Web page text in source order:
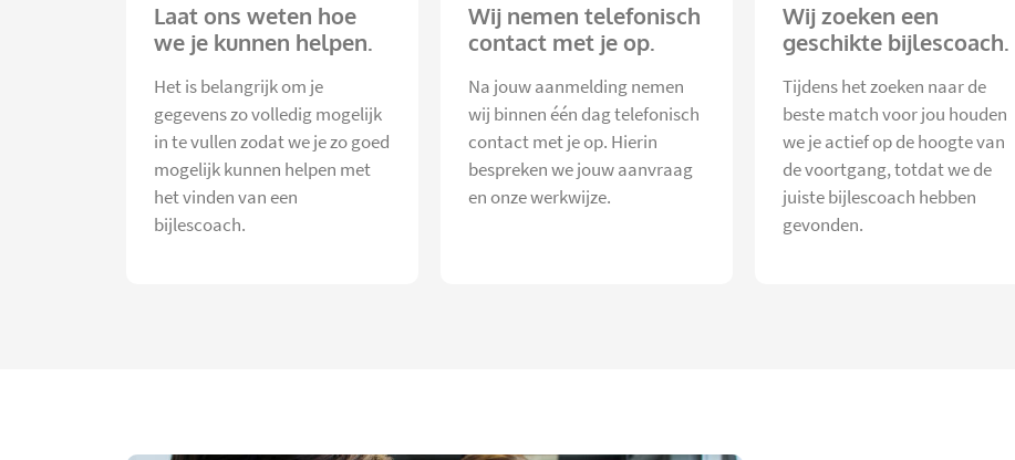
Laat ons weten hoe
we je kunnen helpen.
Het is belangrijk om je
gegevens zo volledig mogelijk
in te vullen zodat we je zo goed
mogelijk kunnen helpen met
het vinden van een
bijlescoach.
Wij nemen telefonisch
contact met je op.
Na jouw aanmelding nemen
wij binnen één dag telefonisch
contact met je op. Hierin
bespreken we jouw aanvraag
en onze werkwijze.
Wij zoeken een
geschikte bijlescoach.
Tijdens het zoeken naar de
beste match voor jou houden
we je actief op de hoogte van
de voortgang, totdat we de
juiste bijlescoach hebben
gevonden.